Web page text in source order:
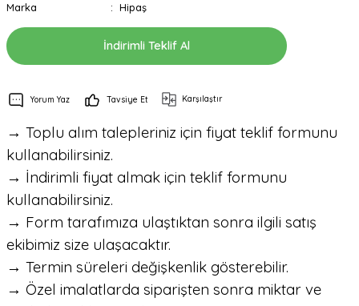
Marka
Hipaş
İndirimli Teklif Al
Yorum Yaz Tavsiye Et Karşılaştır
→ Toplu alım talepleriniz için fiyat teklif formunu
kullanabilirsiniz.
→ İndirimli fiyat almak için teklif formunu
kullanabilirsiniz.
→ Form tarafımıza ulaştıktan sonra ilgili satış
ekibimiz size ulaşacaktır.
→ Termin süreleri değişkenlik gösterebilir.
→ Özel imalatlarda siparişten sonra miktar ve